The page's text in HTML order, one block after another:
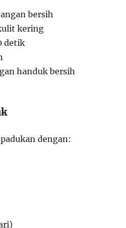
bersih
kering
detik
handuk bersih
dengan: